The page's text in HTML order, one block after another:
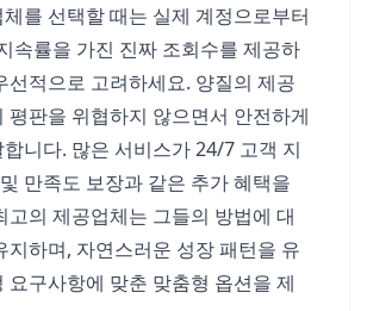
를 선택할 때는 실제 계정으로부터
속률을 가진 진짜 조회수를 제공하
선적으로 고려하세요. 양질의 제공
평판을 위협하지 않으면서 안전하게
니다. 많은 서비스가 24/7 고객 지
만족도 보장과 같은 추가 혜택을
고의 제공업체는 그들의 방법에 대
지하며, 자연스러운 성장 패턴을 유
요구사항에 맞춘 맞춤형 옵션을 제